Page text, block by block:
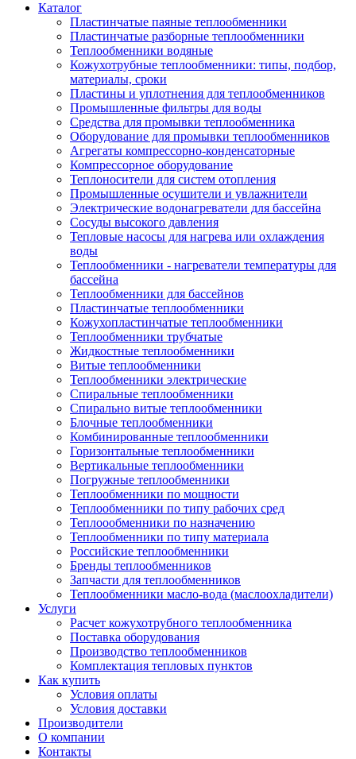
Каталог
Пластинчатые паяные теплообменники
Пластинчатые разборные теплообменники
Теплообменники водяные
Кожухотрубные теплообменники: типы, подбор,
материалы, сроки
Пластины и уплотнения для теплообменников
Промышленные фильтры для воды
Средства для промывки теплообменника
Оборудование для промывки теплообменников
Агрегаты компрессорно-конденсаторные
Компрессорное оборудование
Теплоносители для систем отопления
Промышленные осушители и увлажнители
Электрические водонагреватели для бассейна
Сосуды высокого давления
Тепловые насосы для нагрева или охлаждения
воды
Теплообменники - нагреватели температуры для
бассейна
Теплообменники для бассейнов
Пластинчатые теплообменники
Кожухопластинчатые теплообменники
Теплообменники трубчатые
Жидкостные теплообменники
Витые теплообменники
Теплообменники электрические
Спиральные теплообменники
Спирально витые теплообменники
Блочные теплообменники
Комбинированные теплообменники
Горизонтальные теплообменники
Вертикальные теплообменники
Погружные теплообменники
Теплообменники по мощности
Теплообменники по типу рабочих сред
Теплоообменники по назначению
Теплообменники по типу материала
Российские теплообменники
Бренды теплообменников
Запчасти для теплообменников
Теплообменники масло-вода (маслоохладители)
Услуги
Расчет кожухотрубного теплообменника
Поставка оборудования
Производство теплообменников
Комплектация тепловых пунктов
Как купить
Условия оплаты
Условия доставки
Производители
О компании
Контакты